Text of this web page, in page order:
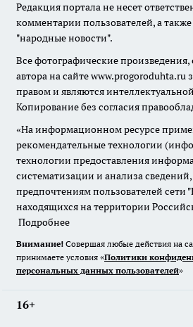
Редакция портала не несет
комментарии пользователей, а
"народные новости".
Все фотографические
автора на сайте
правом и являются
Копирование без согласия
«На информационном ресурсе
рекомендательные технологии
технологии предоставления
систематизации и анализа
предпочтениям пользователей сети
находящихся на территории
Подробнее
Внимание! Совершая любые действия на
принимаете условия «Политики
персональных данных пользователей»
16+